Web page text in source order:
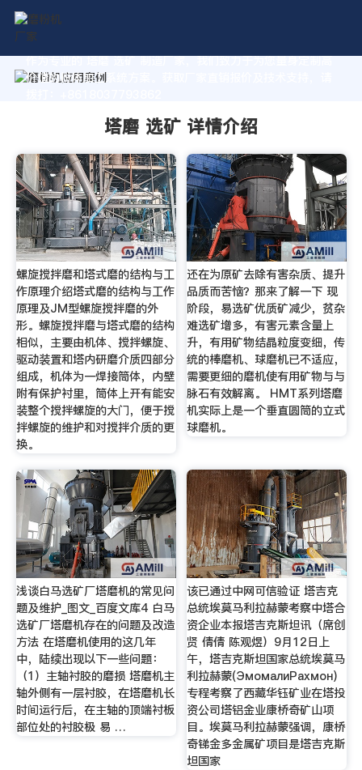
作为专业的 塔磨 选矿 制造厂家，我们致力于为您量身定制高
价值的粉体加工系统方案。获取厂家直销报价及技术支持，请
塔磨 选矿 详情介绍
螺旋搅拌磨和塔式磨的结构与工
作原理介绍塔式磨的结构与工作
原理及JM型螺旋搅拌磨的外
形。螺旋搅拌磨与塔式磨的结构
相似，主要由机体、搅拌螺旋、
驱动装置和塔内研磨介质四部分
组成，机体为一焊接筒体，内壁
附有保护衬里，筒体上开有能安
装整个搅拌螺旋的大门，便于搅
拌螺旋的维护和对搅拌介质的更
换。
还在为原矿去除有害杂质、提升
品质而苦恼？那来了解一下 现
阶段，易选矿优质矿减少，贫杂
难选矿增多，有害元素含量上
升，有用矿物结晶粒度变细，传
统的棒磨机、球磨机已不适应，
需要更细的磨机使有用矿物与与
脉石有效解离。 HMT系列塔磨
机实际上是一个垂直圆筒的立式
球磨机。
浅谈白马选矿厂塔磨机的常见问
题及维护_图文_百度文库4 白马
选矿厂塔磨机存在的问题及改造
方法 在塔磨机使用的这几年
中，陆续出现以下一些问题：
（1）主轴衬胶的磨损 塔磨机主
轴外侧有一层衬胶，在塔磨机长
时间运行后，在主轴的顶端衬板
部位处的衬胶极 易 …
该已通过中网可信验证 塔吉克
总统埃莫马利拉赫蒙考察中塔合
资企业本报塔吉克斯坦讯（席创
贤 倩倩 陈观煜）9月12日上
午，塔吉克斯坦国家总统埃莫马
利拉赫蒙(ЭмомалиРахмон)
专程考察了西藏华钰矿业在塔投
资公司塔铝金业康桥奇矿山项
目。埃莫马利拉赫蒙强调，康桥
奇锑金多金属矿项目是塔吉克斯
坦国家